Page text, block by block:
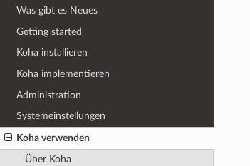
Was gibt es Neues
Getting started
Koha installieren
Koha implementieren
Administration
Systemeinstellungen
Koha verwenden
Über Koha